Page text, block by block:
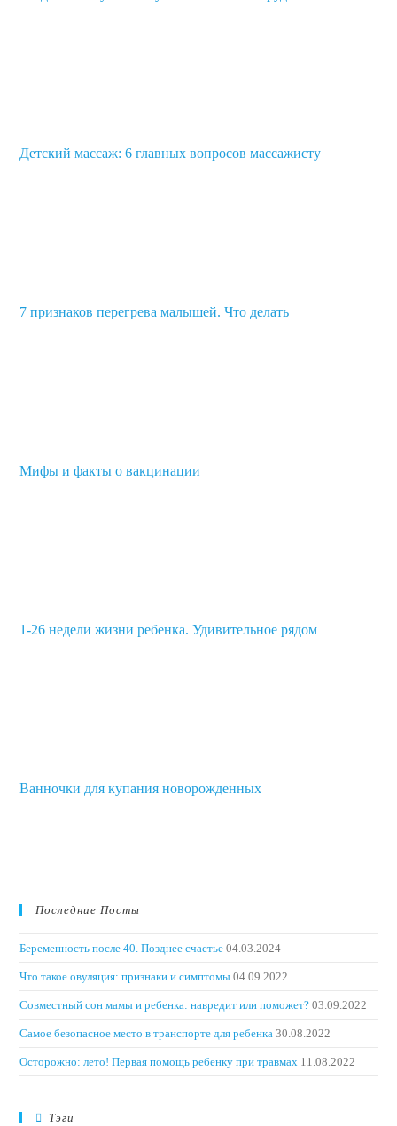
Детский массаж: 6 главных вопросов массажисту
7 признаков перегрева малышей. Что делать
Мифы и факты о вакцинации
1-26 недели жизни ребенка. Удивительное рядом
Ванночки для купания новорожденных
Последние Посты
Беременность после 40. Позднее счастье 04.03.2024
Что такое овуляция: признаки и симптомы 04.09.2022
Совместный сон мамы и ребенка: навредит или поможет? 03.09.2022
Самое безопасное место в транспорте для ребенка 30.08.2022
Осторожно: лето! Первая помощь ребенку при травмах 11.08.2022
Тэги